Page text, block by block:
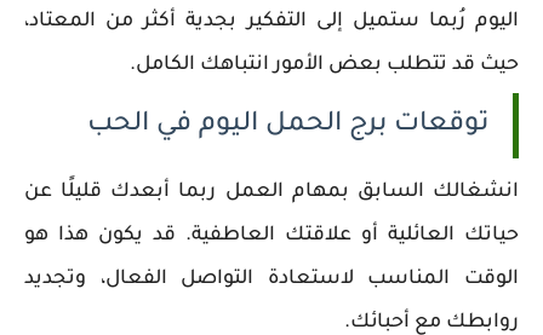
اليوم رُبما ستميل إلى التفكير بجدية أكثر من المعتاد،
حيث قد تتطلب بعض الأمور انتباهك الكامل.
توقعات برج الحمل اليوم في الحب
انشغالك السابق بمهام العمل ربما أبعدك قليلًا عن
حياتك العائلية أو علاقتك العاطفية. قد يكون هذا هو
الوقت المناسب لاستعادة التواصل الفعال، وتجديد
روابطك مع أحبائك.